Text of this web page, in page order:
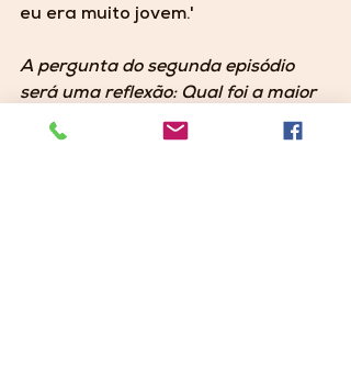
eu era muito jovem.'
A pergunta do segunda episódio
será uma reflexão: Qual foi a maior
lição que você teve ainda nova que